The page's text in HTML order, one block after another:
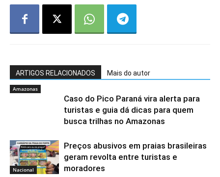
ARTIGOS RELACIONADOS Mais do autor
Amazonas
Caso do Pico Paraná vira alerta para
turistas e guia dá dicas para quem
busca trilhas no Amazonas
Nacional
Preços abusivos em praias brasileiras
geram revolta entre turistas e
moradores